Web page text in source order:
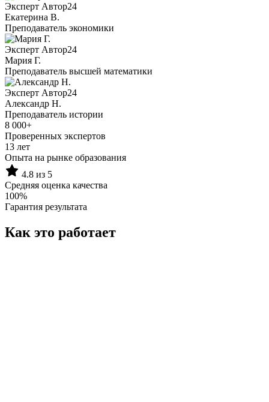
Эксперт Автор24
Екатерина B.
Преподаватель экономики
Эксперт Автор24
Мария Г.
Преподаватель высшей математики
Эксперт Автор24
Александр Н.
Преподаватель истории
8 000+
Проверенных экспертов
13 лет
Опыта на рынке образования
4.8 из 5
Средняя оценка качества
100%
Гарантия результата
Как это работает